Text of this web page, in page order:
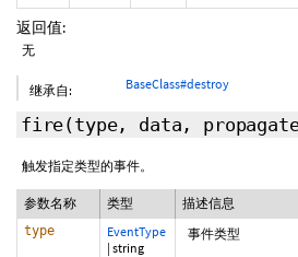
返回值:
无
继承自: BaseClass#destroy
fire(type, data ,
触发指定类型的事件。
参数名称 类型 描述信息
type
EventType
| string
事件类型